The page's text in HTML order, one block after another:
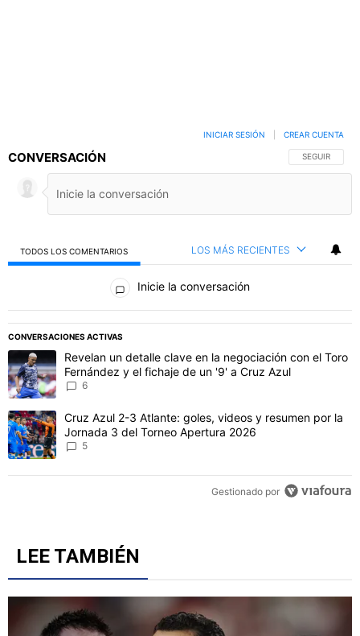
CONVERSACIÓN SIGA ESTA
SEGUIR
INICIAR SESIÓN CREAR CUENTA
TODOS LOS COMENTARIOS LOS MÁS RECIENTES
Todos los comentarios
Inicie la conversación
CONVERSACIONES ACTIVAS
Este listado muestra los artículos con más comentarios en los
Un artículo de tendencia con el título "Revelan un detalle clave
Revelan un detalle clave en la negociación con el Toro
Fernández y el fichaje de un '9' a Cruz Azul
Un artículo de tendencia con el título "Cruz Azul 2-3 Atlante:
Cruz Azul 2-3 Atlante: goles, videos y resumen por la
LEE TAMBIÉN